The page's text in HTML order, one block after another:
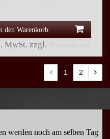
den Warenkorb
MwSt. zzgl.
1 2
werden noch am selben Tag